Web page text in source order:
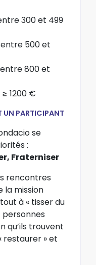
300 et 499
entre 500 et
800 et
1200 €
UN PARTICIPANT
se
:
Fraterniser
rencontres
la mission
à « tisser du
personnes
qu’ils trouvent
restaurer » et